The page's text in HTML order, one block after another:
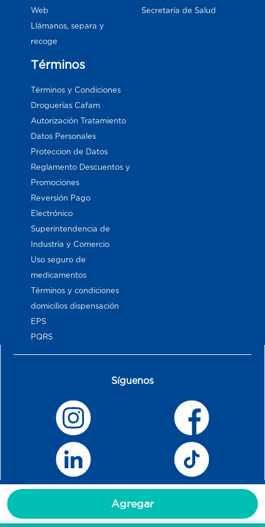
Agregar
Web
Llámanos, separa y
recoge
Secretaría de Salud
Términos
Términos y Condiciones
Droguerías Cafam
Autorización Tratamiento
Datos Personales
Proteccion de Datos
Reglamento Descuentos y
Promociones
Reversión Pago
Electrónico
Superintendencia de
Industria y Comercio
Uso seguro de
medicamentos
Términos y condiciones
domicilios dispensación
EPS
PQRS
Síguenos